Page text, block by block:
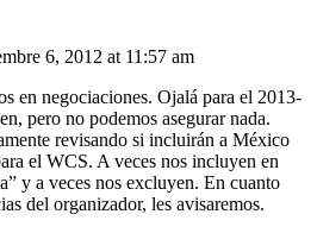
6, 2012 at 11:57 am
en negociaciones. Ojalá para el 2013-
pero no podemos asegurar nada.
revisando si incluirán a México
el WCS. A veces nos incluyen en
y a veces nos excluyen. En cuanto
del organizador, les avisaremos.